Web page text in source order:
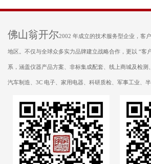
佛山翁开尔2002 年成立的技术服务型企业，客
地区。不仅与全球众多实力品牌建立战略合作，更以 “客
系，涵盖仪器产品方案、非标集成配套、线上商城及检测
汽车制造、3C 电子、家用电器、科研质检、军事工业、半